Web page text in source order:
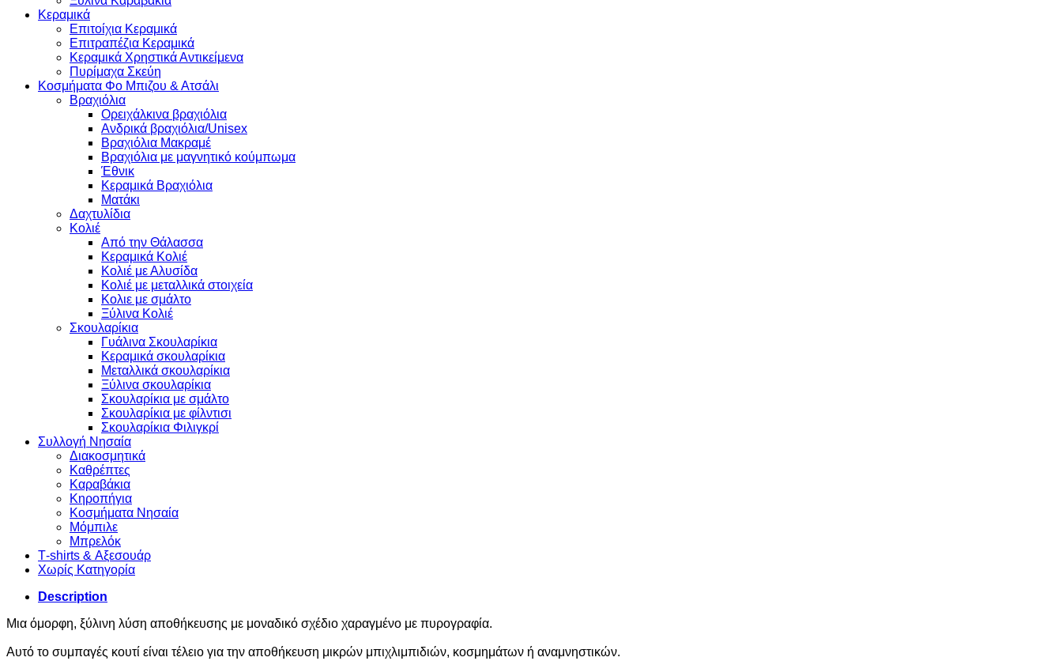
Κεραμικά
Επιτοίχια Κεραμικά
Επιτραπέζια Κεραμικά
Κεραμικά Χρηστικά Αντικείμενα
Πυρίμαχα Σκεύη
Κοσμήματα Φο Μπιζου & Ατσάλι
Βραχιόλια
Oρειχάλκινα βραχιόλια
Ανδρικά βραχιόλια/Unisex
Βραχιόλια Μακραμέ
Βραχιόλια με μαγνητικό κούμπωμα
Έθνικ
Κεραμικά Βραχιόλια
Ματάκι
Δαχτυλίδια
Κολιέ
Από την Θάλασσα
Κεραμικά Κολιέ
Κολιέ με Αλυσίδα
Κολιέ με μεταλλικά στοιχεία
Κολιε με σμάλτο
Ξύλινα Κολιέ
Σκουλαρίκια
Γυάλινα Σκουλαρίκια
Κεραμικά σκουλαρίκια
Μεταλλικά σκουλαρίκια
Ξύλινα σκουλαρίκια
Σκουλαρίκια με σμάλτο
Σκουλαρίκια με φίλντισι
Σκουλαρίκια Φιλιγκρί
Συλλογή Νησαία
Διακοσμητικά
Καθρέπτες
Καραβάκια
Κηροπήγια
Κοσμήματα Νησαία
Μόμπιλε
Μπρελόκ
Τ-shirts & Αξεσουάρ
Χωρίς Κατηγορία
Description
Μια όμορφη, ξύλινη λύση αποθήκευσης με μοναδικό σχέδιο χαραγμένο με πυρογραφία.
Αυτό το συμπαγές κουτί είναι τέλειο για την αποθήκευση μικρών μπιχλιμπιδιών, κοσμημάτων ή αναμνηστικών.